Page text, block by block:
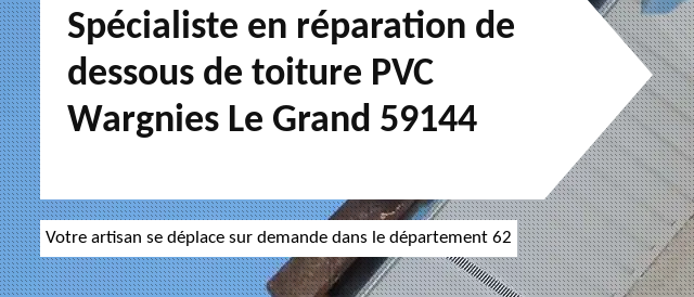
Spécialiste en réparation de
dessous de toiture PVC
Wargnies Le Grand 59144
Votre artisan se déplace sur demande dans le département 62